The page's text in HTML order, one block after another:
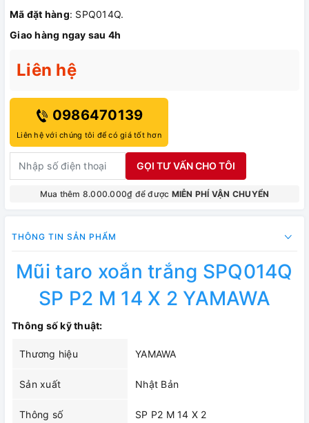
Mã đặt hàng: SPQ014Q.
Giao hàng ngay sau 4h
Liên hệ
0986470139
Liên hệ với chúng tôi để có giá tốt hơn
GỌI TƯ VẤN CHO TÔI
Mua thêm 8.000.000₫ để được MIỄN PHÍ VẬN CHUYỂN
THÔNG TIN SẢN PHẨM
Mũi taro xoắn trắng SPQ014Q
SP P2 M 14 X 2 YAMAWA
Thông số kỹ thuật:
Thương hiệu YAMAWA
Sản xuất Nhật Bản
Thông số SP P2 M 14 X 2